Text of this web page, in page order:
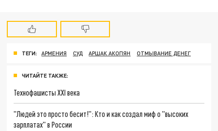
ТЕГИ: АРМЕНИЯ СУД АРШАК АКОПЯН ОТМЫВАНИЕ ДЕНЕГ
ЧИТАЙТЕ ТАКЖЕ:
Технофашисты XXI века
"Людей это просто бесит!": Кто и как создал миф о "высоких
зарплатах" в России